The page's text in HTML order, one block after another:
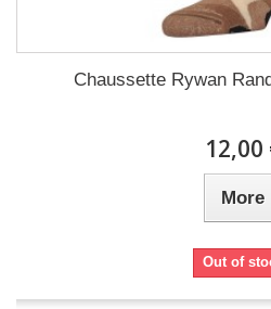
Chaussette Rywan
12,00
More
Out of